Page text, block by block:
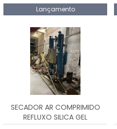
Lançamento
SECADOR AR COMPRIMIDO
REFLUXO SILICA GEL